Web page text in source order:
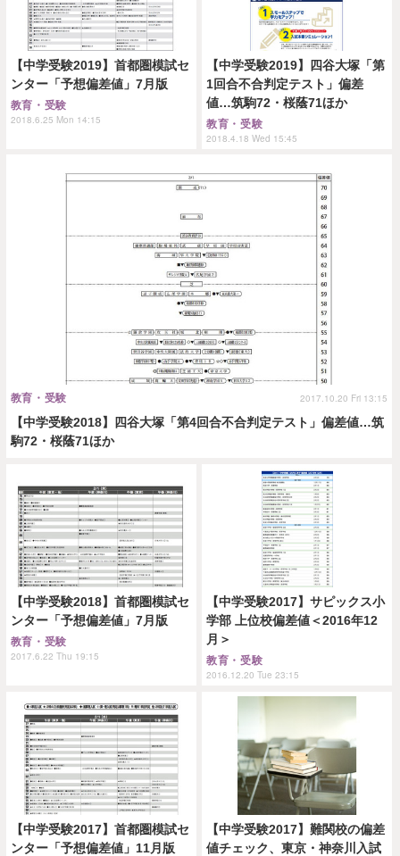
【中学受験2019】首都圏模試セ
ンター「予想偏差値」7月版
教育・受験
2018.6.25 Mon 14:15
【中学受験2019】四谷大塚「第
1回合不合判定テスト」偏差
値…筑駒72・桜蔭71ほか
教育・受験
2018.4.18 Wed 15:45
【中学受験2018】四谷大塚「第4回合不合判定テスト」偏差値…筑
駒72・桜蔭71ほか
教育・受験 2017.10.20 Fri 13:15
【中学受験2018】首都圏模試セ
ンター「予想偏差値」7月版
教育・受験
2017.6.22 Thu 19:15
【中学受験2017】サピックス小
学部 上位校偏差値＜2016年12
月＞
教育・受験
2016.12.20 Tue 23:15
【中学受験2017】首都圏模試セ
ンター「予想偏差値」11月版
【中学受験2017】難関校の偏差
値チェック、東京・神奈川入試